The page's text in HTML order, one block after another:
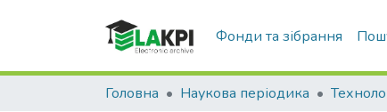
Фонди та зібрання
Головна Наукова періодика